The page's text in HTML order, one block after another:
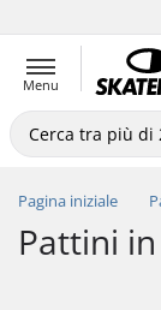
Menu
Pagina iniziale
Pattini